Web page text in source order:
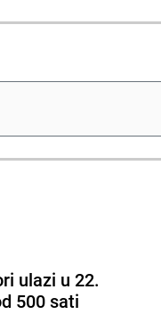
ulazi u 22.
500 sati